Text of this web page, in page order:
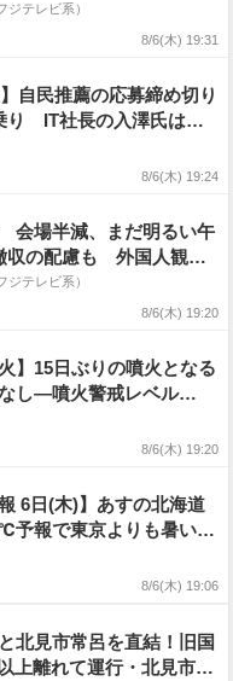
ジテレビ系）
8/6(木) 19:31
自民推薦の応募締め切り
り IT社長の入澤氏は党
目指す
8/6(木) 19:24
会場半減、まだ明るい午
収の配慮も 外国人観光
は増加
ジテレビ系）
8/6(木) 19:20
】15日ぶりの噴火となる
し―噴火警戒レベル
口から1.5キロの範囲で
8/6(木) 19:20
6日(木)】あすの北海道
予報で東京よりも暑い…
道に向かう
8/6(木) 19:06
北見市常呂を直結！旧国
上離れて運行・北見市営